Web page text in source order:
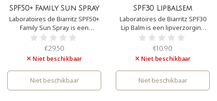
SPF50+ Family Sun Spray
Laboratoires de Biarritz SPF50+
Family Sun Spray is een
zonnebrand speciaal voor de
gevoelige huid, waardoor het
uiteraard ook geschikt is voor
de hele familie. Het bevat een
SPF50+ en beschermt tegen
UVA- en UVBstraling. Het is een
lichtgewicht formule.
€29,50
Niet beschikbaar
Niet beschikbaar
SPF30 Lipbalsem
Laboratoires de Biarritz SPF30
Lip Balm is een lipverzorging
met zonbescherming. Deze
Lipbalsem bevat geen
toegevoegde geurstoffen. Het
is daarnaast mild en niet-
irriterend voor de gevoelige
huid van de lippen.
€10,90
Niet beschikbaar
Niet beschikbaar